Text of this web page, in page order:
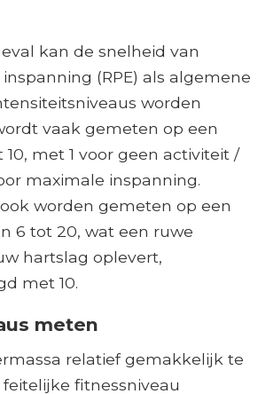
kan de snelheid van
(RPE) als algemene
worden
vaak gemeten op een
10, met 1 voor geen activiteit /
maximale inspanning.
worden gemeten op een
6 tot 20, wat een ruwe
hartslag oplevert,
met 10.
meten
relatief gemakkelijk te
fitnessniveau